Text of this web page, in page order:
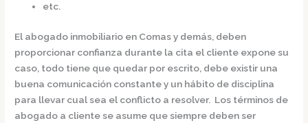
etc.
El abogado inmobiliario en Comasy demás, deben
proporcionar confianza durante la cita el cliente expone su
caso, todo tiene que quedar por escrito, debe existir una
buena comunicación constante y un hábito de disciplina
para llevar cual sea el conflicto a resolver. Los términos de
abogado a cliente se asume que siempre deben ser